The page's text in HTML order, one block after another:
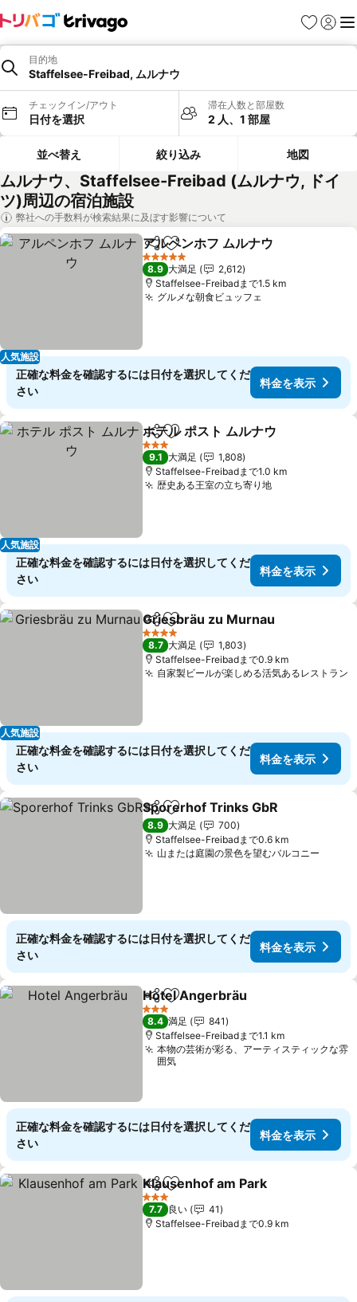
お気に入り
ログイ
メ
目的地
Staffelsee-Freibad, ムルナウ
チェックイン/アウト
日付を選択
滞在人数と部屋数
2 人、1 部屋
並べ替え 絞り込み 地図
ムルナウ、Staffelsee-Freibad (ムルナウ, ドイ
ツ)周辺の宿泊施設
弊社への手数料が検索結果に及ぼす影響について
人気施設
シェアお気に入りに追加
アルペンホフ ムルナウ
5 ホテルのランク
8.9 大満足
2,612
Staffelsee-Freibadまで1.5 km
グルメな朝食ビュッフェ
正確な料金を確認するには日付を選択してくだ
さい
料金を表示
人気施設
シェアお気に入りに追加
ホテル ポスト ムルナウ
3 ホテルのランク
9.1 大満足
1,808
Staffelsee-Freibadまで1.0 km
歴史ある王室の立ち寄り地
正確な料金を確認するには日付を選択してくだ
さい
料金を表示
人気施設
シェアお気に入りに追加
Griesbräu zu Murnau
4 ホテルのランク
8.7 大満足
1,803
Staffelsee-Freibadまで0.9 km
自家製ビールが楽しめる活気あるレストラン
正確な料金を確認するには日付を選択してくだ
さい
料金を表示
シェアお気に入りに追加
Sporerhof Trinks GbR
8.9 大満足
700
Staffelsee-Freibadまで0.6 km
山または庭園の景色を望むバルコニー
正確な料金を確認するには日付を選択してくだ
さい
料金を表示
シェアお気に入りに追加
Hotel Angerbräu
3 ホテルのランク
8.4 満足
841
Staffelsee-Freibadまで1.1 km
本物の芸術が彩る、アーティスティックな雰
囲気
正確な料金を確認するには日付を選択してくだ
さい
料金を表示
シェアお気に入りに追加
Klausenhof am Park
3 ホテルのランク
7.7 良い
41
Staffelsee-Freibadまで0.9 km